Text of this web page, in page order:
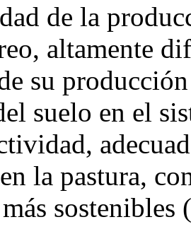
de la
altamente
su
suelo en el
la pastura,
más